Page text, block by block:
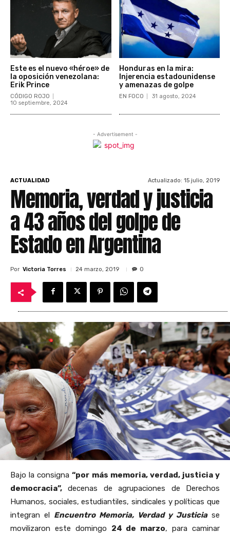
Este es el nuevo «héroe» de
la oposición venezolana:
Erik Prince
CÓDIGO ROJO
10 septiembre, 2024
Honduras en la mira:
Injerencia estadounidense
y amenazas de golpe
EN FOCO 31 agosto, 2024
- Advertisement -